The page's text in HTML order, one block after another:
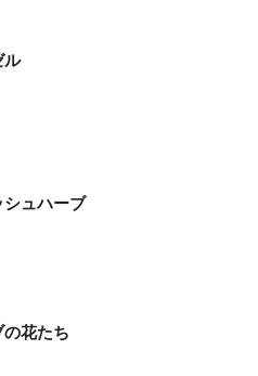
ル
シュハーブ
花たち